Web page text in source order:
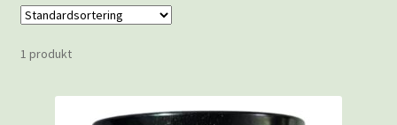
Hem/Blogg
Hitta Mosters Produkter
1 produkt